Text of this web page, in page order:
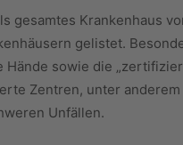
gesamtes Krankenhaus
gelistet.
Hände sowie die
Zentren, unter
Unfällen.